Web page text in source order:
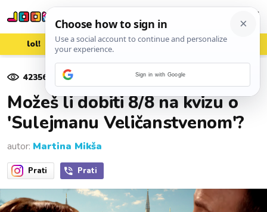
lol! aww vrh! woot?!
42356 pregleda
Možeš li dobiti 8/8 na kvizu o
'Sulejmanu Veličanstvenom'?
autor: Martina Mikša
Prati Prati
Sign in with Google